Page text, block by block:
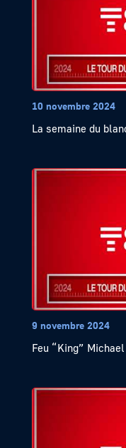
10 novembre 2024
La semaine du
9 novembre 2024
Feu “King”